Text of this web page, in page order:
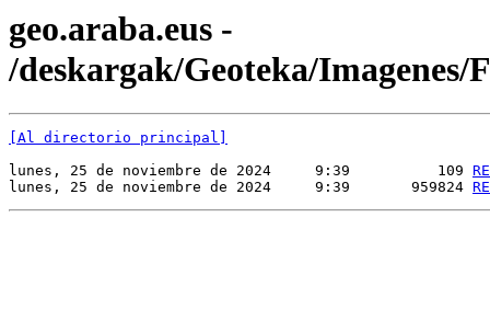
geo.araba.eus -
/deskargak/Geoteka/Imagenes/
[Al directorio principal]
lunes, 25 de noviembre de 2024     9:39          109
lunes, 25 de noviembre de 2024     9:39       959824